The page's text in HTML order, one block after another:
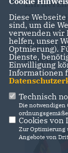
Ein
die
haben.
Diese
sind, um die
verwenden wir
helfen, unser
Optmierung).
Dienste,
Einwilligung
Informationen
Technisch
Die notwendigen
Cookies
Zur Optimierung
Angebote von